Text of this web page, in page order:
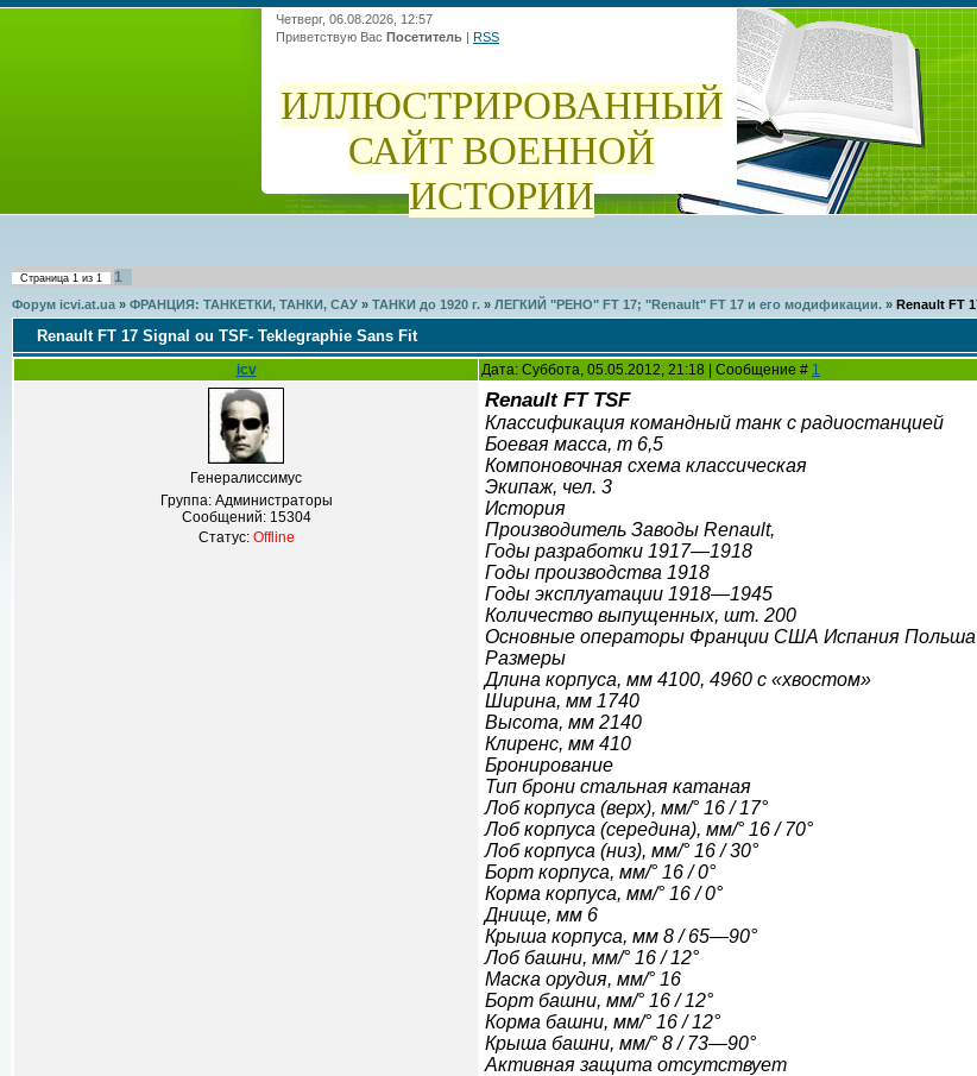
Четверг, 06.08.2026, 12:57
Приветствую Вас Посетитель | RSS
ИЛЛЮСТРИРОВАННЫЙ
САЙТ ВОЕННОЙ
ИСТОРИИ
Страница 1 из 1 1
Форум icvi.at.ua » ФРАНЦИЯ: ТАНКЕТКИ, ТАНКИ, САУ » ТАНКИ до 1920 г. » ЛЕГКИЙ "РЕНО" FT 17; "Renault" FT 17 и его модификации. » Renault FT
Renault FT 17 Signal ou TSF- Teklegraphie Sans Fit
icv Дата: Суббота, 05.05.2012, 21:18 | Сообщение # 1
Генералиссимус
Группа: Администраторы
Сообщений: 15304
Статус: Offline
Renault FT TSF
Классификация командный танк с радиостанцией
Боевая масса, т 6,5
Компоновочная схема классическая
Экипаж, чел. 3
История
Производитель Заводы Renault,
Годы разработки 1917—1918
Годы производства 1918
Годы эксплуатации 1918—1945
Количество выпущенных, шт. 200
Основные операторы Франции США Испания Польша
Размеры
Длина корпуса, мм 4100, 4960 с «хвостом»
Ширина, мм 1740
Высота, мм 2140
Клиренс, мм 410
Бронирование
Тип брони стальная катаная
Лоб корпуса (верх), мм/° 16 / 17°
Лоб корпуса (середина), мм/° 16 / 70°
Лоб корпуса (низ), мм/° 16 / 30°
Борт корпуса, мм/° 16 / 0°
Корма корпуса, мм/° 16 / 0°
Днище, мм 6
Крыша корпуса, мм 8 / 65—90°
Лоб башни, мм/° 16 / 12°
Маска орудия, мм/° 16
Борт башни, мм/° 16 / 12°
Корма башни, мм/° 16 / 12°
Крыша башни, мм/° 8 / 73—90°
Активная защита отсутствует